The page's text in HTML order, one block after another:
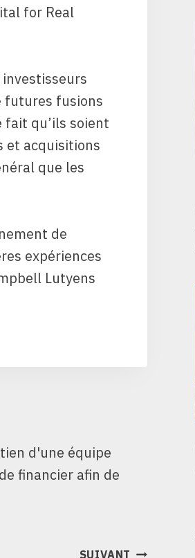
for Real
futures fusions
fait qu’ils soient
et acquisitions
que les
de
expériences
Lutyens
d'une équipe
financier afin de
SUIVANT